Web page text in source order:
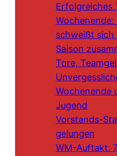
Erfolgreiches
Wochenende:
schweißt sich
Saison
Tore,
Wochenende
Jugend
Vorstands-
gelungen
WM-Auftakt: